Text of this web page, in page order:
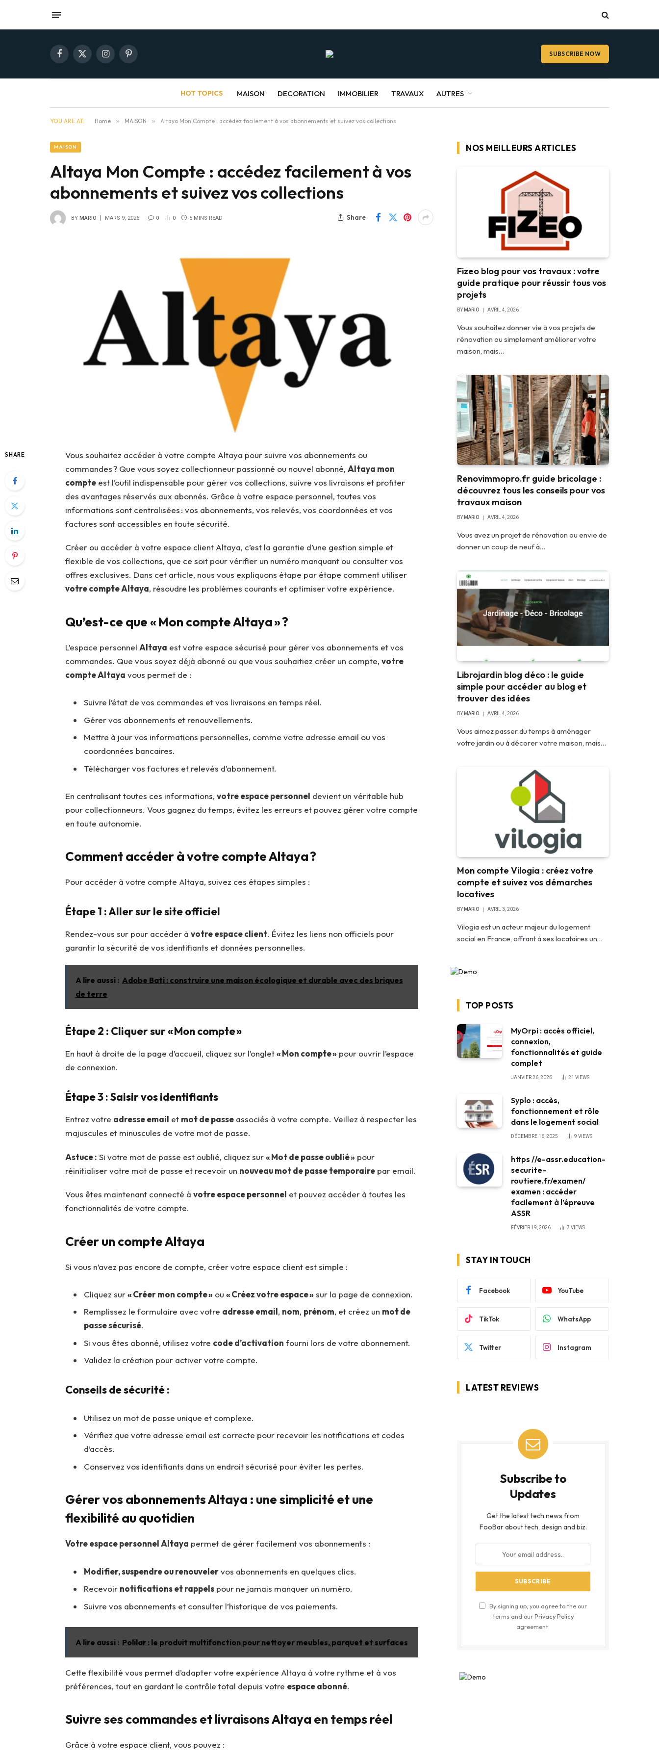
Facebook
X
InstagramPinterest SUBSCRIBE NOW
HOT TOPICS MAISON DECORATION IMMOBILIER TRAVAUX AUTRES
YOU ARE AT: Home » MAISON » Altaya Mon Compte : accédez facilement à vos abonnements et suivez vos collections
MAISON
Altaya Mon Compte : accédez facilement à vos
abonnements et suivez vos collections
BY MARIO MARS 9, 2026 0 0 5 MINS READ Share
SHARE
Vous souhaitez accéder à votre compte Altaya pour suivre vos abonnements ou
commandes ? Que vous soyez collectionneur passionné ou nouvel abonné, Altaya mon
compteest l’outil indispensable pour gérer vos collections, suivre vos livraisons et profiter
des avantages réservés aux abonnés. Grâce à votre espace personnel, toutes vos
informations sont centralisées : vos abonnements, vos relevés, vos coordonnées et vos
factures sont accessibles en toute sécurité.
Créer ou accéder à votre espace client Altaya, c’est la garantie d’une gestion simple et
flexible de vos collections, que ce soit pour vérifier un numéro manquant ou consulter vos
offres exclusives. Dans cet article, nous vous expliquons étape par étape comment utiliser
votre compte Altaya, résoudre les problèmes courants et optimiser votre expérience.
Qu’est-ce que « Mon compte Altaya » ?
L’espace personnel Altaya est votre espace sécurisé pour gérer vos abonnements et vos
commandes. Que vous soyez déjà abonné ou que vous souhaitiez créer un compte, votre
compte Altaya vous permet de :
Suivre l’état de vos commandes et vos livraisons en temps réel.
Gérer vos abonnements et renouvellements.
Mettre à jour vos informations personnelles, comme votre adresse email ou vos
coordonnées bancaires.
Télécharger vos factures et relevés d’abonnement.
En centralisant toutes ces informations, votre espace personnel devient un véritable hub
pour collectionneurs. Vous gagnez du temps, évitez les erreurs et pouvez gérer votre compte
en toute autonomie.
Comment accéder à votre compte Altaya ?
Pour accéder à votre compte Altaya, suivez ces étapes simples :
Étape 1 : Aller sur le site officiel
Rendez-vous sur pour accéder à votre espace client. Évitez les liens non officiels pour
garantir la sécurité de vos identifiants et données personnelles.
A lire aussi : Adobe Bati : construire une maison écologique et durable avec des briques
de terre
Étape 2 : Cliquer sur « Mon compte »
En haut à droite de la page d’accueil, cliquez sur l’onglet« Mon compte » pour ouvrir l’espace
de connexion.
Étape 3 : Saisir vos identifiants
Entrez votre adresse email et mot de passeassociés à votre compte. Veillez à respecter les
majuscules et minuscules de votre mot de passe.
Astuce : Si votre mot de passe est oublié, cliquez sur« Mot de passe oublié » pour
réinitialiser votre mot de passe et recevoir un nouveau mot de passe temporairepar email.
Vous êtes maintenant connecté à votre espace personnel et pouvez accéder à toutes les
fonctionnalités de votre compte.
Créer un compte Altaya
Si vous n’avez pas encore de compte, créer votre espace client est simple :
Cliquez sur« Créer mon compte » ou « Créez votre espace » sur la page de connexion.
Remplissez le formulaire avec votre adresse email, nom, prénom, et créez un mot de
passe sécurisé.
Si vous êtes abonné, utilisez votre code d’activation fourni lors de votre abonnement.
Validez la création pour activer votre compte.
Conseils de sécurité :
Utilisez un mot de passe unique et complexe.
Vérifiez que votre adresse email est correcte pour recevoir les notifications et codes
d’accès.
Conservez vos identifiants dans un endroit sécurisé pour éviter les pertes.
Gérer vos abonnements Altaya : une simplicité et une
flexibilité au quotidien
Votre espace personnel Altaya permet de gérer facilement vos abonnements :
Modifier, suspendre ou renouvelervos abonnements en quelques clics.
Recevoir notifications et rappelspour ne jamais manquer un numéro.
Suivre vos abonnements et consulter l’historique de vos paiements.
A lire aussi : Polilar : le produit multifonction pour nettoyer meubles, parquet et surfaces
Cette flexibilité vous permet d’adapter votre expérience Altaya à votre rythme et à vos
préférences, tout en gardant le contrôle total depuis votre espace abonné.
Suivre ses commandes et livraisons Altaya en temps réel
Grâce à votre espace client, vous pouvez :
NOS MEILLEURS ARTICLES
Fizeo blog pour vos travaux : votre
guide pratique pour réussir tous vos
projets
BY MARIO AVRIL 4, 2026
Vous souhaitez donner vie à vos projets de
rénovation ou simplement améliorer votre
maison, mais…
Renovimmopro.fr guide bricolage :
découvrez tous les conseils pour vos
travaux maison
BY MARIO AVRIL 4, 2026
Vous avez un projet de rénovation ou envie de
donner un coup de neuf à…
Librojardin blog déco : le guide
simple pour accéder au blog et
trouver des idées
BY MARIO AVRIL 4, 2026
Vous aimez passer du temps à aménager
votre jardin ou à décorer votre maison, mais…
Mon compte Vilogia : créez votre
compte et suivez vos démarches
locatives
BY MARIO AVRIL 3, 2026
Vilogia est un acteur majeur du logement
social en France, offrant à ses locataires un…
TOP POSTS
MyOrpi : accès officiel,
connexion,
fonctionnalités et guide
complet
JANVIER 26, 2026 21 VIEWS
Syplo : accès,
fonctionnement et rôle
dans le logement social
DÉCEMBRE 16, 2025 9 VIEWS
https //e-assr.education-
securite-
routiere.fr/examen/
examen : accéder
facilement à l’épreuve
ASSR
FÉVRIER 19, 2026 7 VIEWS
STAY IN TOUCH
Facebook YouTube
TikTok WhatsApp
Twitter Instagram
LATEST REVIEWS
Subscribe to
Updates
Get the latest tech news from
FooBar about tech, design and biz.
By signing up, you agree to the our
terms and ourPrivacy Policy
agreement.